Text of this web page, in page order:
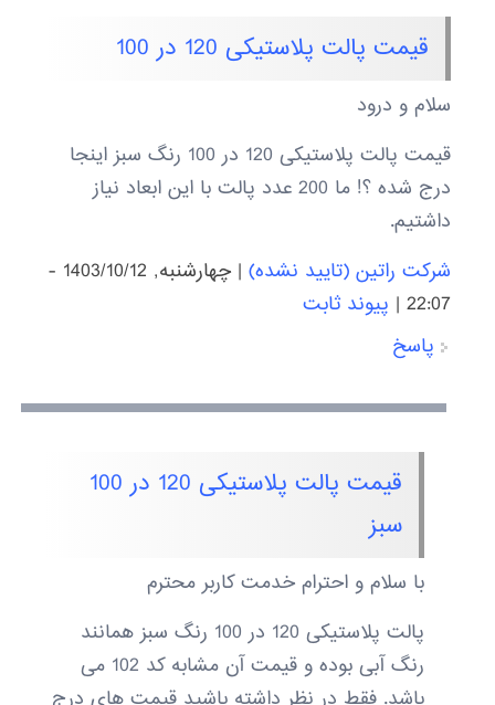
قیمت پالت پلاستیکی 120 در 100
سلام و درود
قیمت پالت پلاستیکی 120 در 100 رنگ سبز اینجا
درج شده ؟! ما 200 عدد پالت با این ابعاد نیاز
داشتیم.
شرکت راتین (تایید نشده)|
چهارشنبه, 1403/10/12 -
22:07
| پیوند ثابت
پاسخ
قیمت پالت پلاستیکی 120 در 100
سبز
با سلام و احترام خدمت کاربر محترم
پالت پلاستیکی 120 در 100 رنگ سبز همانند
رنگ آبی بوده و قیمت آن مشابه کد 102 می